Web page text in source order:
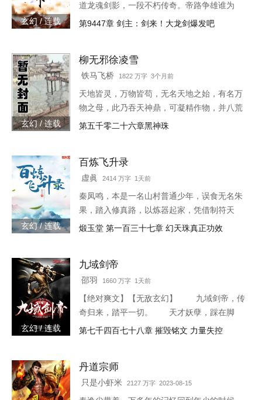
玄幻 / 连载
道龙魂剑影，一段不朽传奇。帝路争雄谁为
峰，唯我林轩傲苍生！3w471-25091
第9447章 剑主：剑来！大龙剑爆发吧
玄幻 / 连载
柳无邪徐凌雪
铁马飞桥 1822 万字 3个月前
天地皆灵，万物皆苟，无名天地之始，有名万
物之母，此乃吞天神鼎，可凝精作物，并八荒
之心。得此鼎，吞四海，容八荒……一代邪
第五千零二十六章黑神珠
玄幻 / 连载
百炼飞升录
虚眞 2414 万字 1天前
秦凤鸣，本是一名山村普通少年，误食无名朱
果，踏入修真路，以炼器起家，凭借制符天
赋，只身闯荡荆棘密布的修仙界，本一切都顺
煅玉堂 第一百三十七章 幻天珠真正功效
玄幻 / 连载
九域剑帝
邵羽 1660 万字 1天前
【绝对爽文】【无敌玄幻】 九域剑帝，传
奇归来，踏平一切。 天才妖孽，踩在脚
下，强者大能，挥手灭杀。 人不犯我，我
第七千四百七十八章 摧毁铭文 力量失控
丹道宗师
只是小虾米 2127 万字 2023-08-15